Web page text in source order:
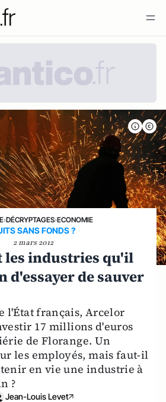
›DÉCRYPTAGES›ECONOMIE
SANS FONDS ?
2 mars 2012
les industries qu'il
d'essayer de sauver
l'État français, Arcelor
17 millions d'euros
de Florange. Un
les employés, mais faut-il
en vie une industrie à
?
Jean-Louis Levet